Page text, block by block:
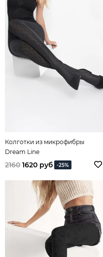
Колготки из микрофибры
Dream Line
2160 1620 руб -25%